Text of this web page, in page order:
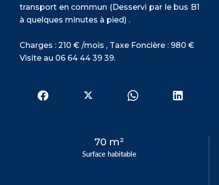
Surface habitable
70 m²
transport en commun (Desservi par le bus B1
à quelques minutes à pied) .
Charges : 210 € /mois , Taxe Foncière : 980 €
Visite au 06 64 44 39 39.